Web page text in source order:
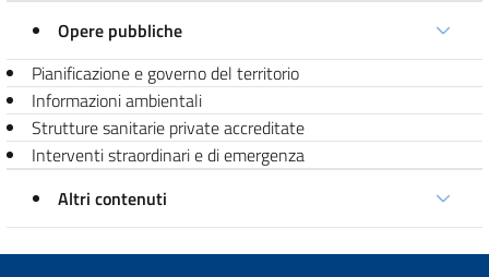
Opere pubbliche
Pianificazione e governo del territorio
Informazioni ambientali
Strutture sanitarie private accreditate
Interventi straordinari e di emergenza
Altri contenuti